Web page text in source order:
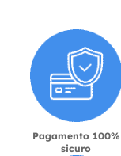
Pagamento 100%
sicuro